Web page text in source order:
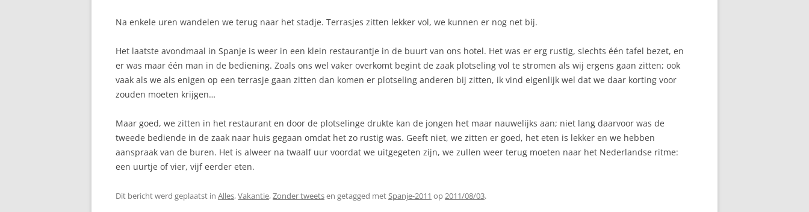
Na enkele uren wandelen we terug naar het stadje. Terrasjes zitten lekker vol, we kunnen er nog net bij.
Het laatste avondmaal in Spanje is weer in een klein restaurantje in de buurt van ons hotel. Het was er erg rustig, slechts één tafel bezet, en
er was maar één man in de bediening. Zoals ons wel vaker overkomt begint de zaak plotseling vol te stromen als wij ergens gaan zitten; ook
vaak als we als enigen op een terrasje gaan zitten dan komen er plotseling anderen bij zitten, ik vind eigenlijk wel dat we daar korting voor
zouden moeten krijgen…
Maar goed, we zitten in het restaurant en door de plotselinge drukte kan de jongen het maar nauwelijks aan; niet lang daarvoor was de
tweede bediende in de zaak naar huis gegaan omdat het zo rustig was. Geeft niet, we zitten er goed, het eten is lekker en we hebben
aanspraak van de buren. Het is alweer na twaalf uur voordat we uitgegeten zijn, we zullen weer terug moeten naar het Nederlandse ritme:
een uurtje of vier, vijf eerder eten.
Dit bericht werd geplaatst in Alles,Vakantie,Zonder tweetsen getagged metSpanje-2011 op2011/08/03.